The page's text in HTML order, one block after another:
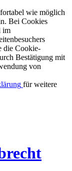
wie möglich
Bei Cookies
im
die Cookie-
Bestätigung mit
von
für weitere